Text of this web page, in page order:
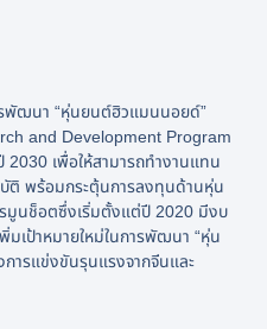
พัฒนา “หุ่นยนต์ฮิวแมนนอยด์”
and Development Program
เพื่อให้สามารถทำงานแทน
ติ พร้อมกระตุ้นการลงทุนด้านหุ่น
รมูนช็อตซึ่งเริ่มตั้งแต่ปี 2020 มีงบ
มเป้าหมายใหม่ในการพัฒนา “หุ่น
ารแข่งขันรุนแรงจากจีนและ